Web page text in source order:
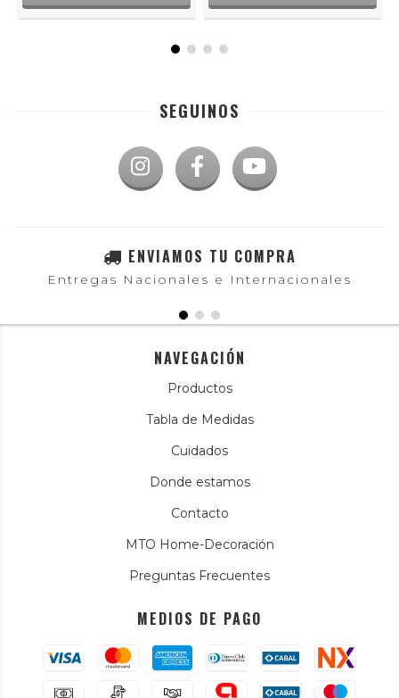
SEGUINOS
ENVIAMOS TU COMPRA
Entregas Nacionales e Internacionales
NAVEGACIÓN
Productos
Tabla de Medidas
Cuidados
Donde estamos
Contacto
MTO Home-Decoración
Preguntas Frecuentes
MEDIOS DE PAGO